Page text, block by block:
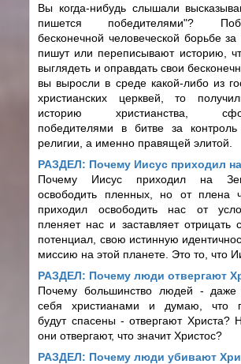
Вы когда-нибудь слышали
пишется победителями"?
бесконечной человеческой борьбе за
пишут или переписывают историю,
выглядеть и оправдать свои
вы выросли в среде какой-либо из
христианских церквей, то
историю христианства,
победителями в битве за контроль
религии, а именно правящей элитой.
РАЗДЕЛ: Почему Иисус приходил
Почему Иисус приходил на
освободить пленных, но от плена
приходил освободить нас от
пленяет нас и заставляет отрицать
потенциал, свою истинную
миссию на этой планете. Это то, что
РАЗДЕЛ: Почему люди отвергают
Почему большинство людей - даже
себя христианами и думаю, что
будут спасены - отвергают Христа?
они отвергают, что значит Христос?
РАЗДЕЛ: Почему люди убивают